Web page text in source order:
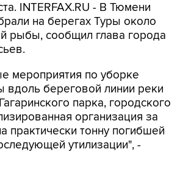
INTERFAX.RU - В Тюмени
на берегах Туры около
рыбы, сообщил глава города
мероприятия по уборке
береговой линии реки
парка, городского
организация за
практически тонну погибшей
утилизации", -